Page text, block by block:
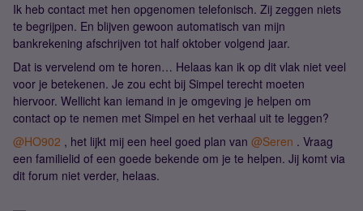
Ik heb contact met hen opgenomen telefonisch. Zij zeggen niets
te begrijpen. En blijven gewoon automatisch van mijn
bankrekening afschrijven tot half oktober volgend jaar.
Dat is vervelend om te horen… Helaas kan ik op dit vlak niet veel
voor je betekenen. Je zou echt bij Simpel terecht moeten
hiervoor. Wellicht kan iemand in je omgeving je helpen om
contact op te nemen met Simpel en het verhaal uit te leggen?
@HO902 , het lijkt mij een heel goed plan van @Seren . Vraag
een familielid of een goede bekende om je te helpen. Jij komt via
dit forum niet verder, helaas.